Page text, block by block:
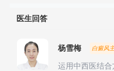
医生回答
杨雪梅 白癜风
运用中西医结